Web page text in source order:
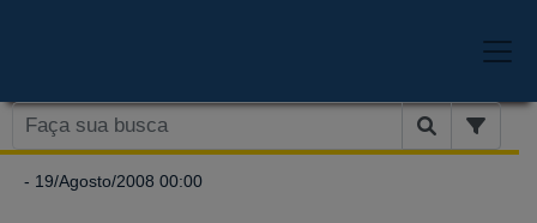
- 19/Agosto/2008 00:00